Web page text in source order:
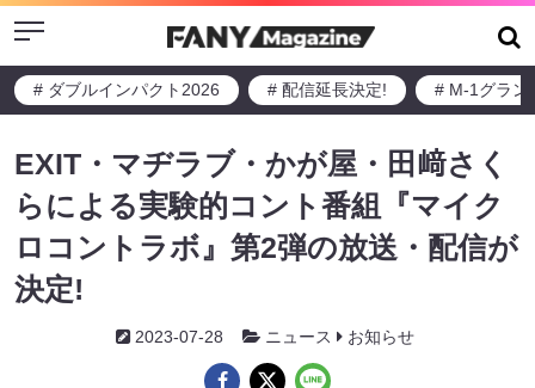
Menu
# ダブルインパクト2026 # 配信延長決定! # M-1グラン
EXIT・マヂラブ・かが屋・田﨑さく
らによる実験的コント番組『マイク
ロコントラボ』第2弾の放送・配信が
決定!
2023-07-28 ニュース お知らせ